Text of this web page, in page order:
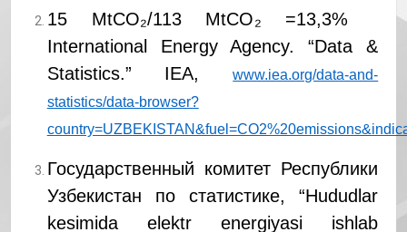
15 MtCO₂/113 MtCO₂ =13,3%
International Energy Agency. “Data &
Statistics.” IEA,www.iea.org/data-and-
statistics/data-browser?
Государственный комитет Республики
Узбекистан по статистике, “Hududlar
kesimida elektr energiyasi ishlab